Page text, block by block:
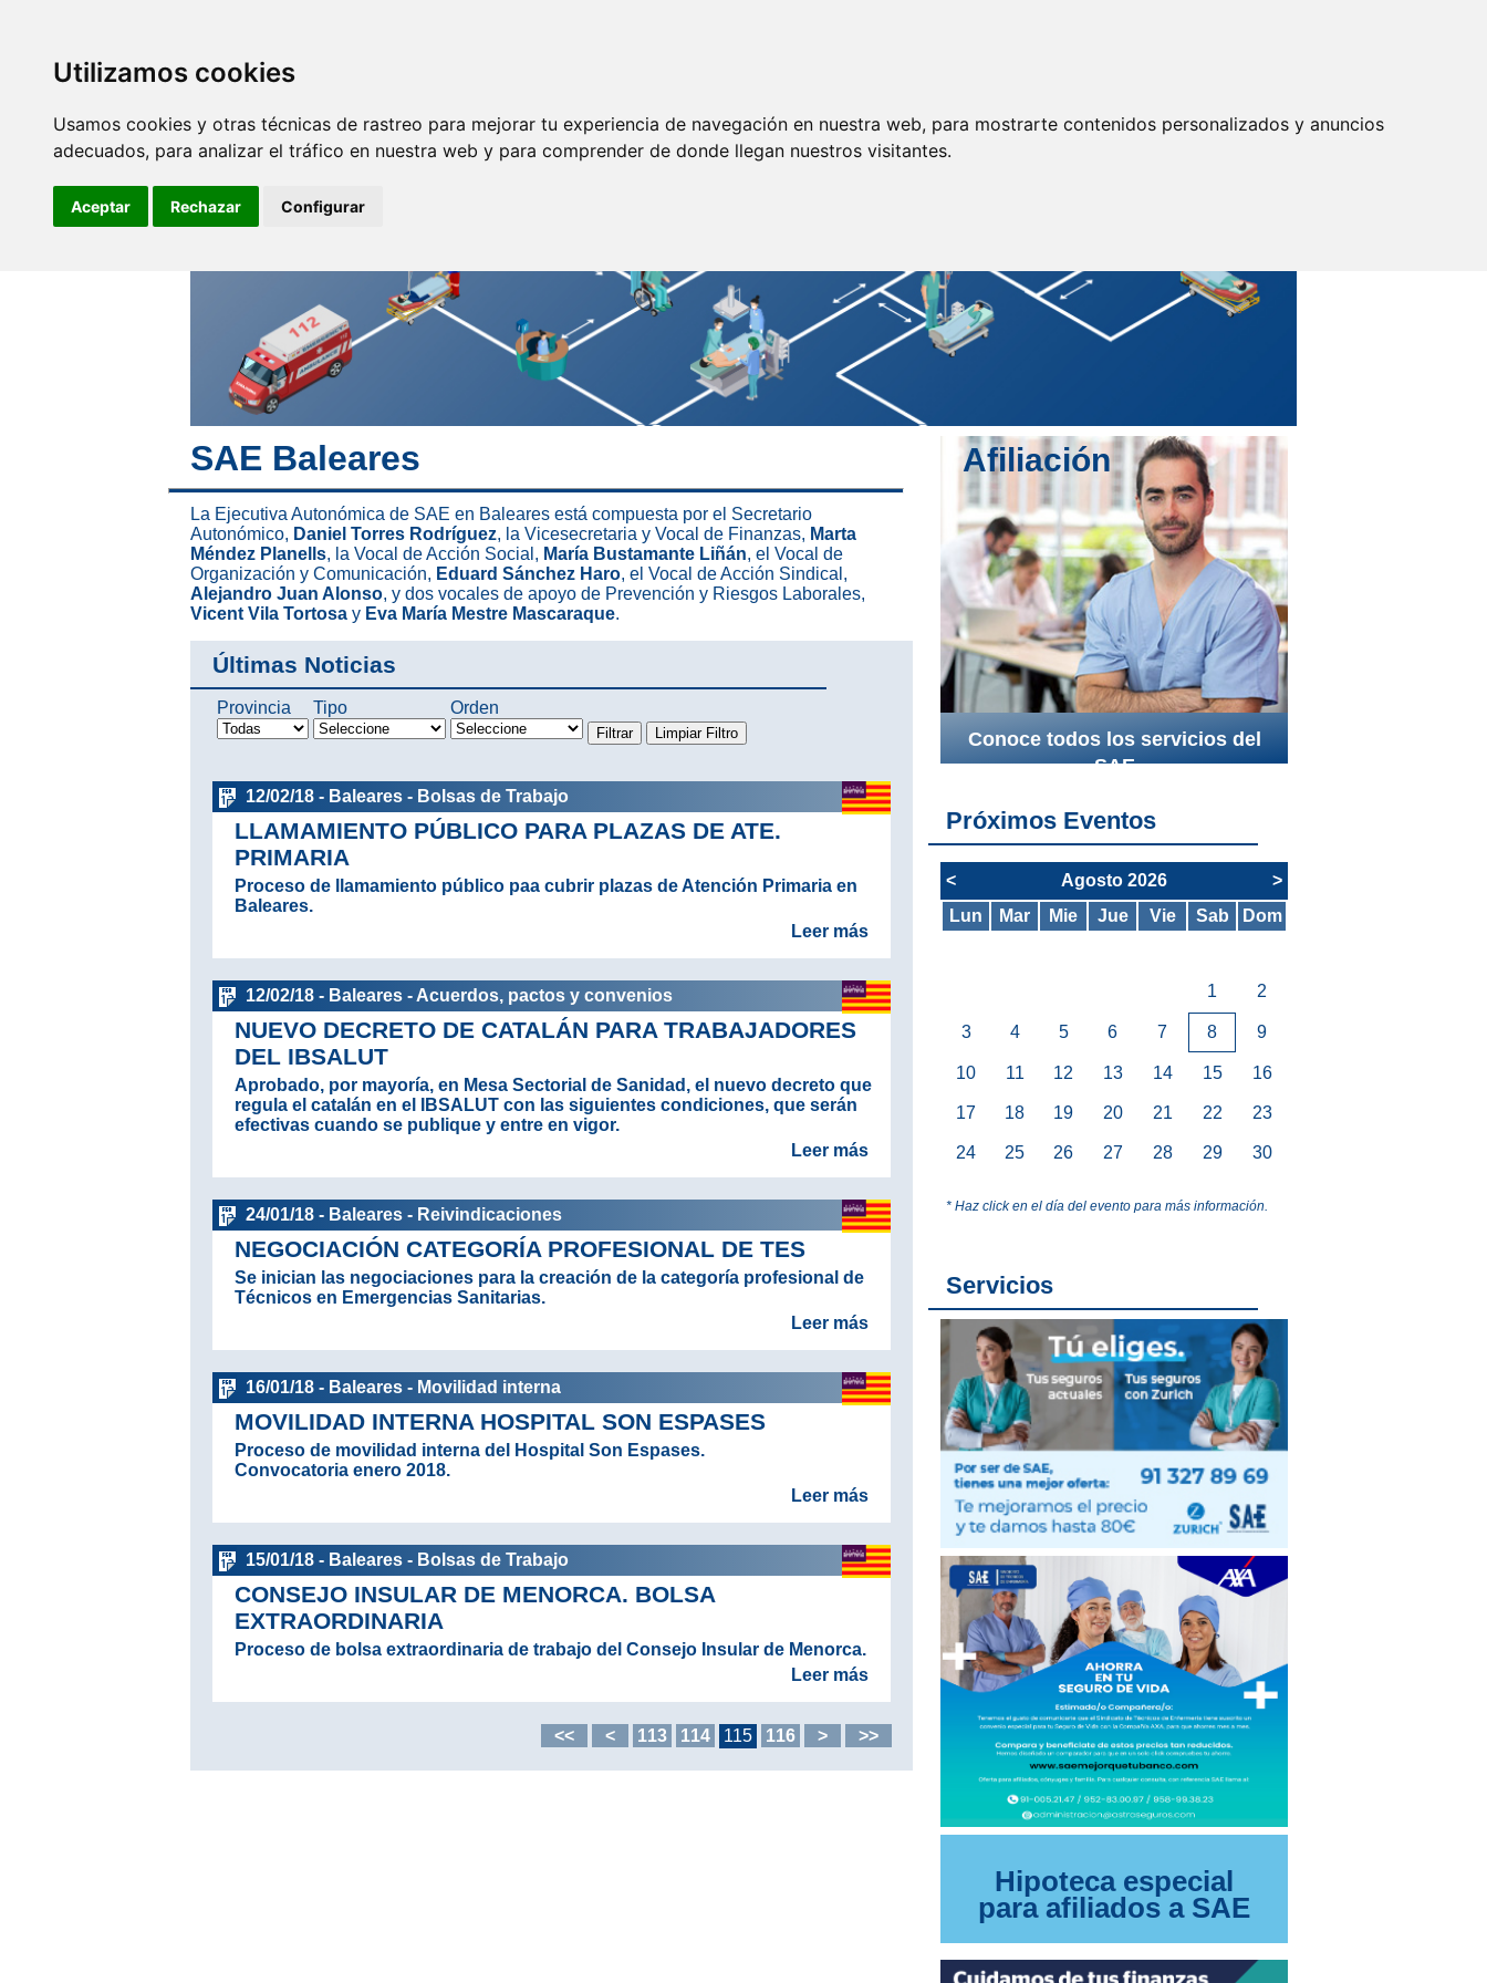
Utilizamos cookies
Usamos cookies y otras técnicas de rastreo para mejorar tu experiencia de navegación en nuestra web, para mostrarte contenidos personalizados y anuncios
adecuados, para analizar el tráfico en nuestra web y para comprender de donde llegan nuestros visitantes.
Aceptar Rechazar Configurar
pondremos el nuestro y
mucho más
SAE Baleares
La Ejecutiva Autonómica de SAE en Baleares está compuesta por el Secretario
Autonómico, Daniel Torres Rodríguez, la Vicesecretaria y Vocal de Finanzas, Marta
Méndez Planells, la Vocal de Acción Social, María Bustamante Liñán, el Vocal de
Organización y Comunicación, Eduard Sánchez Haro, el Vocal de Acción Sindical,
Alejandro Juan Alonso, y dos vocales de apoyo de Prevención y Riesgos Laborales,
Vicent Vila Tortosa y Eva María Mestre Mascaraque.
Últimas Noticias
Provincia Tipo Orden
12/02/18 - Baleares - Bolsas de Trabajo
LLAMAMIENTO PÚBLICO PARA PLAZAS DE ATE.
PRIMARIA
Proceso de llamamiento público paa cubrir plazas de Atención Primaria en
Baleares.
Leer más
12/02/18 - Baleares - Acuerdos, pactos y convenios
NUEVO DECRETO DE CATALÁN PARA TRABAJADORES
DEL IBSALUT
Aprobado, por mayoría, en Mesa Sectorial de Sanidad, el nuevo decreto que
regula el catalán en el IBSALUT con las siguientes condiciones, que serán
efectivas cuando se publique y entre en vigor.
Leer más
24/01/18 - Baleares - Reivindicaciones
NEGOCIACIÓN CATEGORÍA PROFESIONAL DE TES
Se inician las negociaciones para la creación de la categoría profesional de
Técnicos en Emergencias Sanitarias.
Leer más
16/01/18 - Baleares - Movilidad interna
MOVILIDAD INTERNA HOSPITAL SON ESPASES
Proceso de movilidad interna del Hospital Son Espases.
Convocatoria enero 2018.
Leer más
15/01/18 - Baleares - Bolsas de Trabajo
CONSEJO INSULAR DE MENORCA. BOLSA
EXTRAORDINARIA
Proceso de bolsa extraordinaria de trabajo del Consejo Insular de Menorca.
Leer más
<< < 113 114 115 116 > >>
Afiliación
Conoce todos los servicios del
SAE
Próximos Eventos
< Agosto 2026
>
Lun
Mar Mie Jue Vie Sab Dom
1 2
3 4 5 6 7 8 9
10 11 12 13 14 15 16
17 18 19 20 21 22 23
24 25 26 27 28 29 30
* Haz click en el día del evento para más información.
Servicios
Hipoteca especial
para afiliados a SAE